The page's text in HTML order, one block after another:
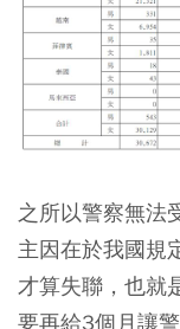
之所以警察無法
主因在於我國規
才算失聯，也就
要再給3個月讓